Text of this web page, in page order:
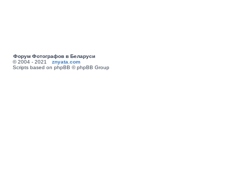
Форум Фотографов в Беларуси
© 2004 - 2021 znyata.com
Scripts based on phpBB © phpBB Group